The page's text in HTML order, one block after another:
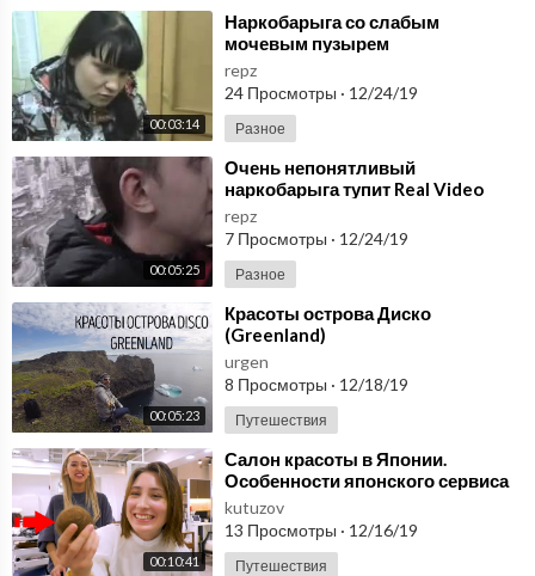
00:03:14
⁣Наркобарыга со слабым
мочевым пузырем
repz
24 Просмотры · 12/24/19
Разное
00:05:25
⁣Очень непонятливый
наркобарыга тупит Real Video
repz
7 Просмотры · 12/24/19
Разное
00:05:23
⁣Красоты острова Диско
(Greenland)
urgen
8 Просмотры · 12/18/19
Путешествия
00:10:41
⁣Салон красоты в Японии.
Особенности японского сервиса
kutuzov
13 Просмотры · 12/16/19
Путешествия